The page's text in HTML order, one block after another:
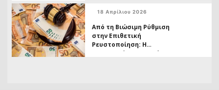
18 Απρίλιου 2026
Από τη Βιώσιμη Ρύθμιση
στην Επιθετική
Ρευστοποίηση: Η
Δικαστική προστασία